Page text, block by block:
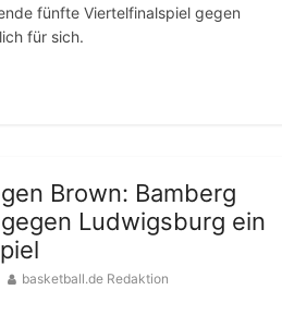
fünfte Viertelfinalspiel gegen
für sich.
Brown: Bamberg
Ludwigsburg ein
basketball.de Redaktion